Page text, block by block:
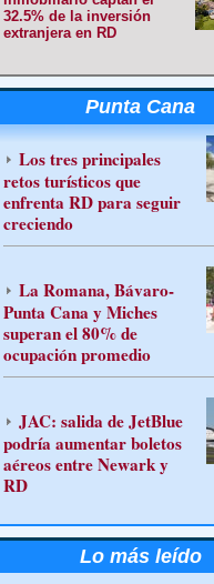
32.5% de la inversión
extranjera en RD
Punta Cana
Los tres principales
retos turísticos que
enfrenta RD para seguir
creciendo
La Romana, Bávaro-
Punta Cana y Miches
superan el 80% de
ocupación promedio
JAC: salida de JetBlue
podría aumentar boletos
aéreos entre Newark y
RD
Lo más leído